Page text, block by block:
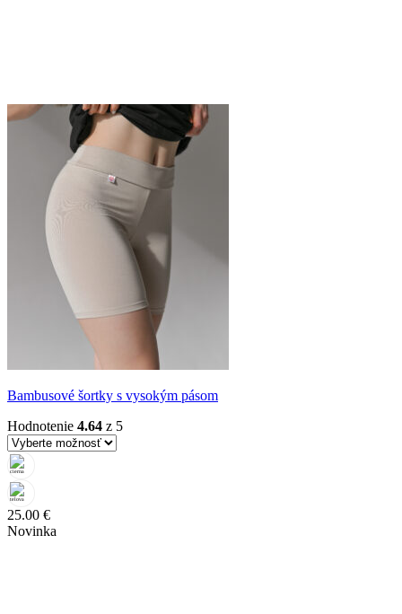
Bambusové šortky s vysokým pásom
Hodnotenie 4.64 z 5
25.00 €
Novinka